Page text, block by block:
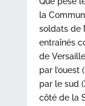
la
soldats de
entraînés
de
par l’ouest
par le sud
côté de la